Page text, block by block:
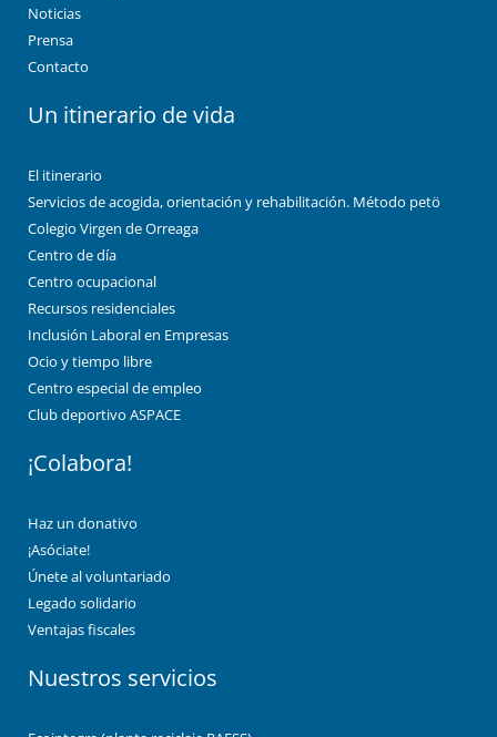
Noticias
Prensa
Contacto
Un itinerario de vida
El itinerario
Servicios de acogida, orientación y rehabilitación. Método petö
Colegio Virgen de Orreaga
Centro de día
Centro ocupacional
Recursos residenciales
Inclusión Laboral en Empresas
Ocio y tiempo libre
Centro especial de empleo
Club deportivo ASPACE
¡Colabora!
Haz un donativo
¡Asóciate!
Únete al voluntariado
Legado solidario
Ventajas fiscales
Nuestros servicios